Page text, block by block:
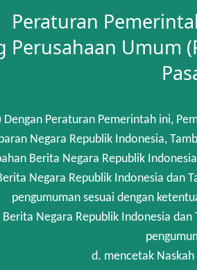
Peraturan
Perusahaan Umum
Dengan Peraturan Pemerintah ini,
Negara Republik Indonesia,
Berita Negara Republik
Negara Republik Indonesia dan
pengumuman sesuai dengan
Negara Republik Indonesia
d. mencetak